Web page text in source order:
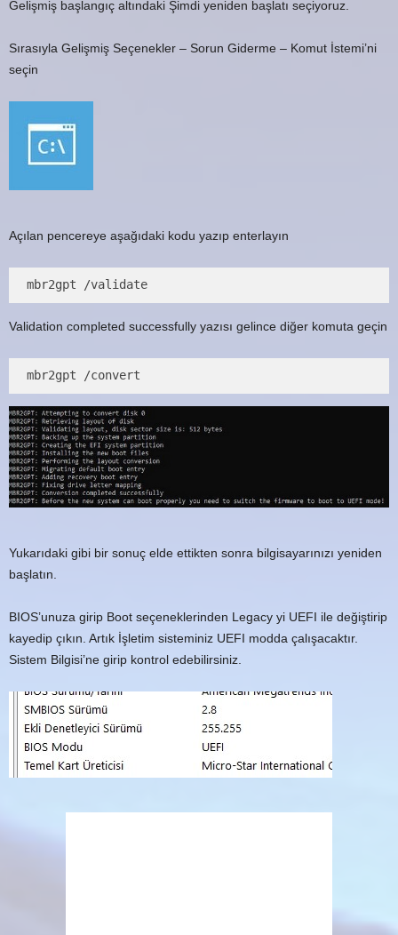
Gelişmiş başlangıç altındaki Şimdi yeniden başlatı seçiyoruz.
Sırasıyla Gelişmiş Seçenekler – Sorun Giderme – Komut İstemi’ni
seçin
Açılan pencereye aşağıdaki kodu yazıp enterlayın
mbr2gpt /validate
Validation completed successfully yazısı gelince diğer komuta geçin
mbr2gpt /convert
Yukarıdaki gibi bir sonuç elde ettikten sonra bilgisayarınızı yeniden
başlatın.
BIOS’unuza girip Boot seçeneklerinden Legacy yi UEFI ile değiştirip
kayedip çıkın. Artık İşletim sisteminiz UEFI modda çalışacaktır.
Sistem Bilgisi’ne girip kontrol edebilirsiniz.